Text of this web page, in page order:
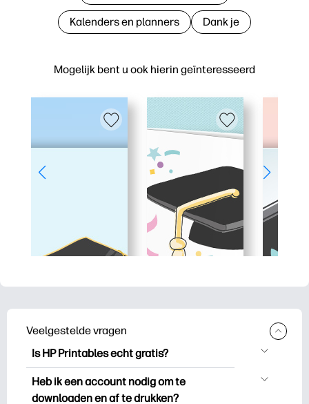
Mogelijk bent u ook hierin geïnteresseerd
Kalenders en planners Dank je
Veelgestelde vragen
Is HP Printables echt gratis?
HP Printables biedt meer dan 2.500
gratis printables om te downloaden en
Heb ik een account nodig om te
downloaden en af te drukken?